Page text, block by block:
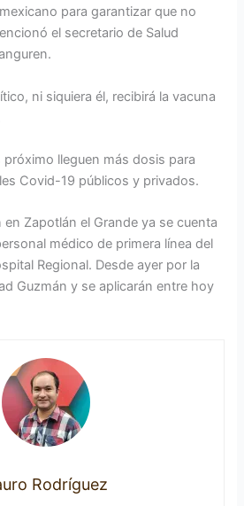
para garantizar que no
el secretario de Salud
ni siquiera él, recibirá la vacuna
próximo lleguen más dosis para
Covid-19 públicos y privados.
Zapotlán el Grande ya se cuenta
médico de primera línea del
Regional. Desde ayer por la
Guzmán y se aplicarán entre hoy
Rodríguez